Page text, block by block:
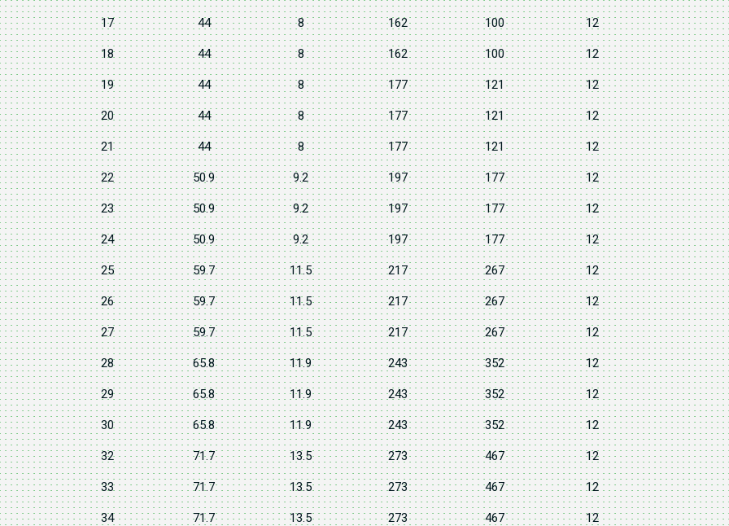
17 44 8 162 100 12
18 44 8 162 100 12
19 44 8 177 121 12
20 44 8 177 121 12
21 44 8 177 121 12
22 50.9 9.2 197 177 12
23 50.9 9.2 197 177 12
24 50.9 9.2 197 177 12
25 59.7 11.5 217 267 12
26 59.7 11.5 217 267 12
27 59.7 11.5 217 267 12
28 65.8 11.9 243 352 12
29 65.8 11.9 243 352 12
30 65.8 11.9 243 352 12
32 71.7 13.5 273 467 12
33 71.7 13.5 273 467 12
34 71.7 13.5 273 467 12